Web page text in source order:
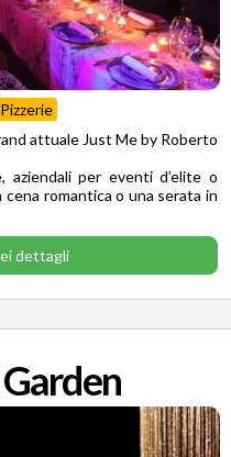
Pizzerie
attuale Just Me by Roberto
per eventi d’elite o
romantica o una serata in
dettagli